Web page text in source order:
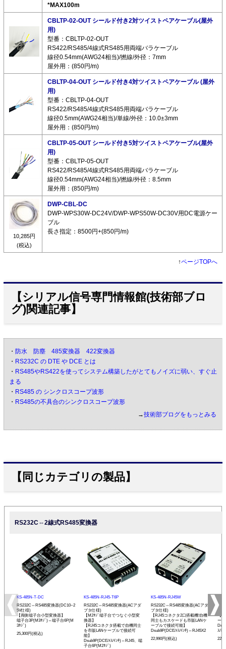
*MAX100m
CBLTP-02-OUT シールド付き2対ツイストペアケーブル(屋外
用)
型番：CBLTP-02-OUT
RS422/RS485/4線式RS485用両端バラケーブル
線径0.54mm(AWG24相当)/撚線/外径：7mm
屋外用：(850円/m)
CBLTP-04-OUT シールド付き4対ツイストペアケーブル (屋外
用)
型番：CBLTP-04-OUT
RS422/RS485/4線式RS485用両端バラケーブル
線径0.5mm(AWG24相当)/単線/外径：10.0±3mm
屋外用：(850円/m)
CBLTP-05-OUT シールド付き5対ツイストペアケーブル(屋外
用)
型番：CBLTP-05-OUT
RS422/RS485/4線式RS485用両端バラケーブル
線径0.54mm(AWG24相当)/撚線/外径：8.5mm
屋外用：(850円/m)
10,285円
(税込)
DWP-CBL-DC
DWP-WPS30W-DC24V/DWP-WPS50W-DC30V用DC電源ケー
ブル
長さ指定：8500円+(850円/m)
↑ページTOPへ
【シリアル信号専門情報館(技術部ブロ
グ)関連記事】
・ 防水 防塵 485変換器 422変換器
・ RS232C の DTE や DCE とは
・ RS485やRS422を使ってシステム構築したがとてもノイズに弱い、すぐ止
まる
・ RS485 の シンクロスコープ波形
・ RS485の不具合のシンクロスコープ波形
→技術部ブログをもっとみる
【同じカテゴリの製品】
RS232C⇔2線式RS485変換器
KS-485N-T-DC
RS232C⇔RS485変換器(DC10~2
5V仕様)
【両側端子台小型変換器】
端子台3P(M3ﾈｼﾞ)⇔端子台6P(M
3ﾈｼﾞ)
25,300円(税込)
KS-485N-RJ45-T6P
RS232C⇔RS485変換器(ACアダ
プタ仕様)
【M2ﾈｼﾞ端子台でつなぐ小型変
換器】
【RJ45コネクタ搭載で自機同士
を市販LANケーブルで接続可
能】
Dsub9P(DCE/ﾒｽ/ｲﾝﾁ)⇔RJ45、端
子台6P(M2ﾈｼﾞ)
KS-485N-RJ45W
RS232C⇔RS485変換器(ACアダ
プタ仕様)
【RJ45コネクタ2口搭載機!自機
同士もカスケードも市販LANケ
ーブルで接続可能】
Dsub9P(DCE/ﾒｽ/ｲﾝﾁ)⇔RJ45X2
22,990円(税込)
【
ー
ｽ/ﾐﾘ)